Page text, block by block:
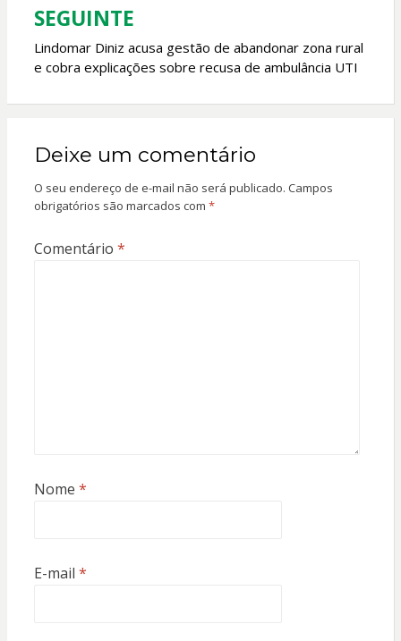
SEGUINTE
Lindomar Diniz acusa gestão de abandonar zona rural
e cobra explicações sobre recusa de ambulância UTI
Deixe um comentário
O seu endereço de e-mail não será publicado. Campos
obrigatórios são marcados com *
Comentário *
Nome *
E-mail *